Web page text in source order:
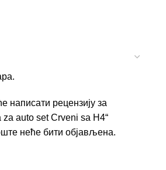
написати рецензију за
za auto set Crveni sa H4“
неће бити објављена.